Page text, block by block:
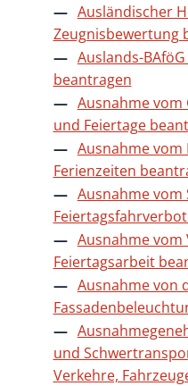
Ausländischer
Zeugnisbewertung
Auslands-
beantragen
Ausnahme vom
und Feiertage
Ausnahme vom
Ferienzeiten
Ausnahme vom
Ausnahme
Feiertagsarbeit
Ausnahme von
und
Verkehre,